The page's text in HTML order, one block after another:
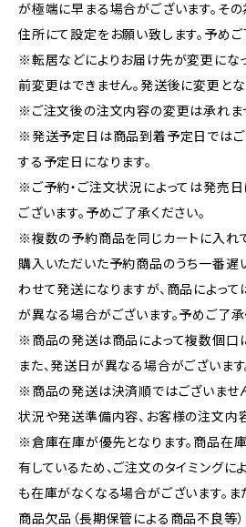
が極端に早まる場合がございます。そ
住所にて設定をお願い致します。予めご
※転居などによりお届け先が変更にな
前変更はできません。発送後に変更とな
※ご注文後の注文内容の変更は承れま
※発送予定日は商品到着予定日ではご
する予定日になります。
※ご予約・ご注文状況によっては発売
ございます。予めご了承ください。
※複数の予約商品を同じカートに入れ
購入いただいた予約商品のうち一番
わせて発送になりますが、商品によっ
が異なる場合がございます。予めご了承
※商品の発送は商品によって複数個口
また、発送日が異なる場合がございます
※商品の発送は決済順ではございませ
状況や発送準備内容、お客様の注文内
※倉庫在庫が優先となります。商品在
有しているため、ご注文のタイミングに
も在庫がなくなる場合がございます。ま
商品欠品（長期保管による商品不良等）